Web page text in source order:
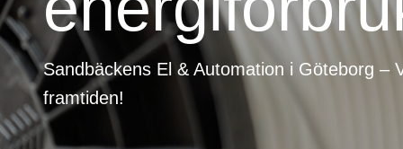
Sandbäckens El & Automation i Göteborg –
framtiden!